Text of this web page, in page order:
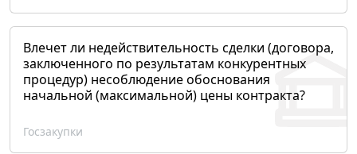
Влечет ли недействительность сделки (договора,
заключенного по результатам конкурентных
процедур) несоблюдение обоснования
начальной (максимальной) цены контракта?
Госзакупки